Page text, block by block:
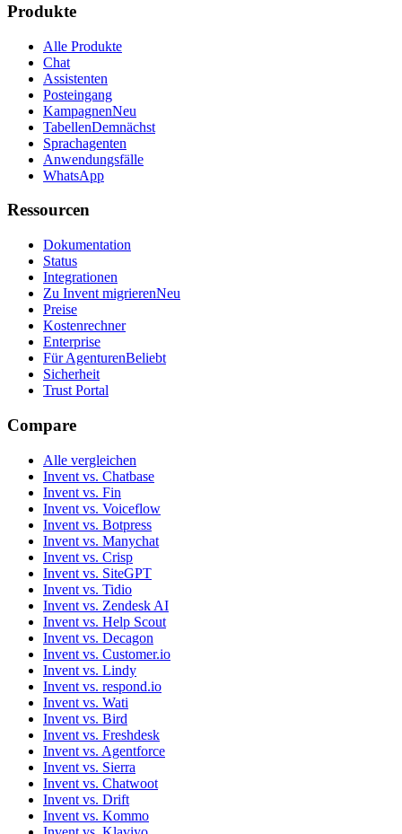
Produkte
Alle Produkte
Chat
Assistenten
Posteingang
KampagnenNeu
TabellenDemnächst
Sprachagenten
Anwendungsfälle
WhatsApp
Ressourcen
Dokumentation
Status
Integrationen
Zu Invent migrierenNeu
Preise
Kostenrechner
Enterprise
Für AgenturenBeliebt
Sicherheit
Trust Portal
Compare
Alle vergleichen
Invent vs. Chatbase
Invent vs. Fin
Invent vs. Voiceflow
Invent vs. Botpress
Invent vs. Manychat
Invent vs. Crisp
Invent vs. SiteGPT
Invent vs. Tidio
Invent vs. Zendesk AI
Invent vs. Help Scout
Invent vs. Decagon
Invent vs. Customer.io
Invent vs. Lindy
Invent vs. respond.io
Invent vs. Wati
Invent vs. Bird
Invent vs. Freshdesk
Invent vs. Agentforce
Invent vs. Sierra
Invent vs. Chatwoot
Invent vs. Drift
Invent vs. Kommo